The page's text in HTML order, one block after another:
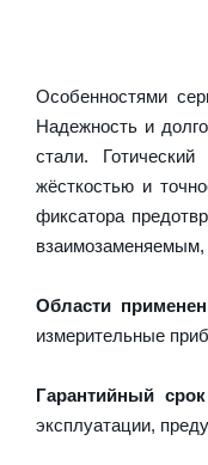
Особенностями
Надежность и
стали.
жёсткостью и
фиксатора
взаимозаменяемым,
Области
измерительные
Гарантийный
эксплуатации,